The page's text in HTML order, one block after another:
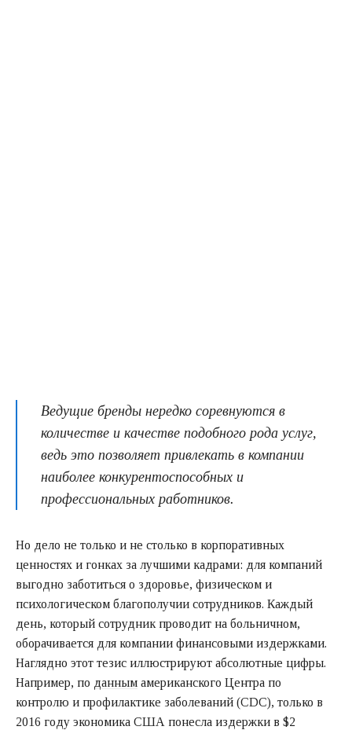
Ведущие бренды нередко соревнуются в
количестве и качестве подобного рода услуг,
ведь это позволяет привлекать в компании
наиболее конкурентоспособных и
профессиональных работников.
Но дело не только и не столько в корпоративных
ценностях и гонках за лучшими кадрами: для компаний
выгодно заботиться о здоровье, физическом и
психологическом благополучии сотрудников. Каждый
день, который сотрудник проводит на больничном,
оборачивается для компании финансовыми издержками.
Наглядно этот тезис иллюстрируют абсолютные цифры.
Например, по данным американского Центра по
контролю и профилактике заболеваний (CDC), только в
2016 году экономика США понесла издержки в $2